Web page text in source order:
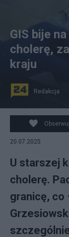
na zdjęciu:
ilustracyjne. fot.
GIS bije
cholerę,
kraju
Redakcja
20.07.2025
U starszej
cholerę.
granicę, co